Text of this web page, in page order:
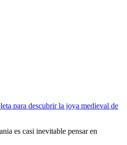
para descubrir la joya medieval de
es casi inevitable pensar en